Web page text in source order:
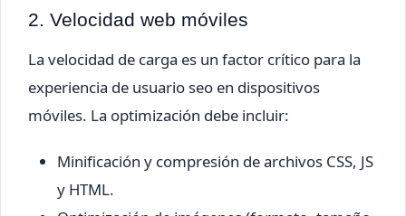
2. Velocidad web móviles
La velocidad de carga es un factor crítico para la
experiencia de usuario seo en dispositivos
móviles. La optimización debe incluir:
Minificación y compresión de archivos CSS, JS
y HTML.